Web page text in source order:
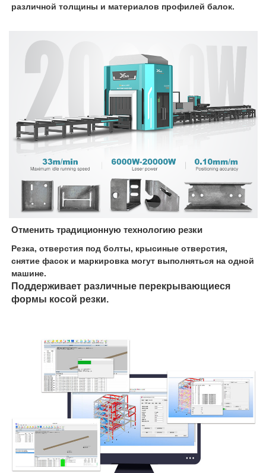
различной толщины и материалов профилей балок.
Отменить традиционную технологию резки
Резка, отверстия под болты, крысиные отверстия,
снятие фасок и маркировка могут выполняться на одной
машине.
Поддерживает различные перекрывающиеся
формы косой резки.